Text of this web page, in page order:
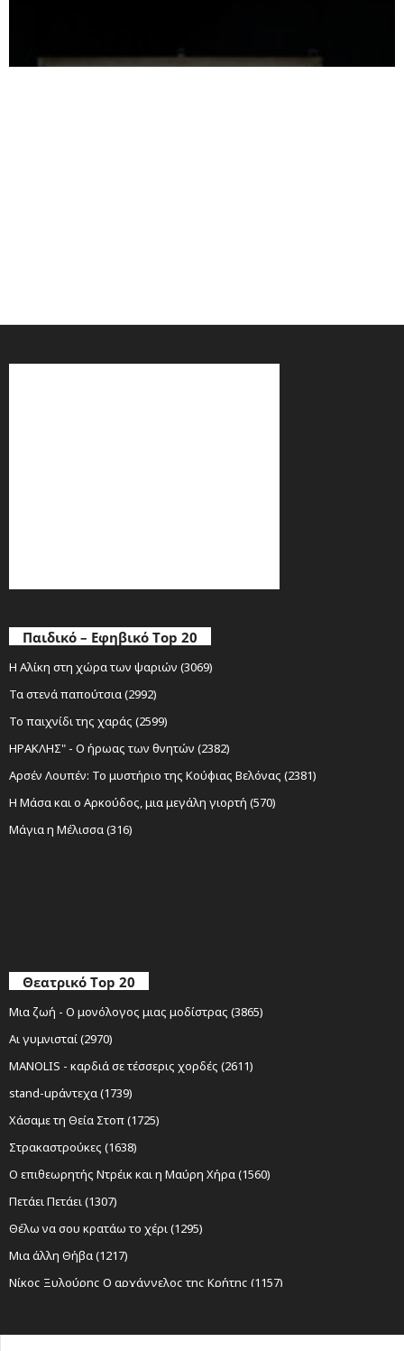
Παιδικό – Εφηβικό Top 20
Η Αλίκη στη χώρα των ψαριών (3069)
Τα στενά παπούτσια (2992)
Το παιχνίδι της χαράς (2599)
ΗΡΑΚΛΗΣ" - Ο ήρωας των θνητών (2382)
Αρσέν Λουπέν: Το μυστήριο της Κούφιας Βελόνας (2381)
Η Μάσα και ο Αρκούδος, μια μεγάλη γιορτή (570)
Μάγια η Μέλισσα (316)
Θεατρικό Top 20
Μια ζωή - Ο μονόλογος μιας μοδίστρας (3865)
Αι γυμνισταί (2970)
MANOLIS - καρδιά σε τέσσερις χορδές (2611)
stand-upάντεχα (1739)
Χάσαμε τη Θεία Στοπ (1725)
Στρακαστρούκες (1638)
Ο επιθεωρητής Ντρέικ και η Μαύρη Χήρα (1560)
Πετάει Πετάει (1307)
Θέλω να σου κρατάω το χέρι (1295)
Μια άλλη Θήβα (1217)
Νίκος Ξυλούρης Ο αρχάγγελος της Κρήτης (1157)
Ο Σώζων Εαυτόν Σωθήτω (1098)